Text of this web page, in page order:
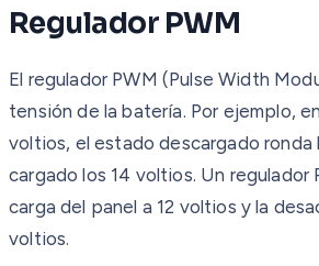
Regulador PWM
El regulador PWM (Pulse Width
tensión de la batería. Por ejemplo,
voltios, el estado descargado ronda
cargado los 14 voltios. Un regulador
carga del panel a 12 voltios y la
voltios.